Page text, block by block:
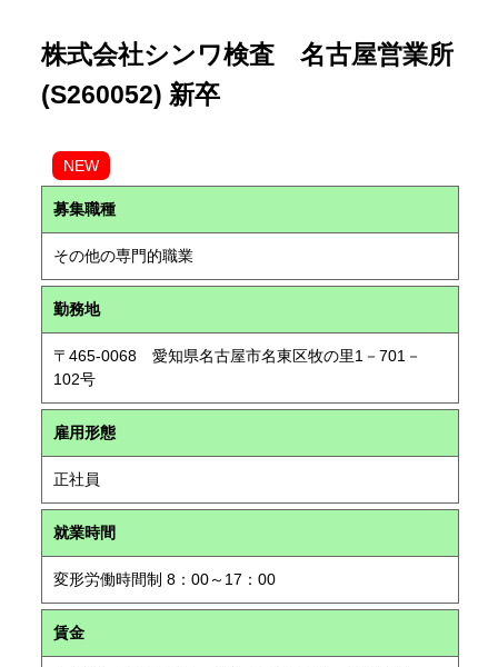
株式会社シンワ検査 名古屋営業所
(S260052) 新卒
NEW
募集職種
その他の専門的職業
勤務地
〒465-0068 愛知県名古屋市名東区牧の里1－701－
102号
雇用形態
正社員
就業時間
変形労働時間制 8：00～17：00
賃金